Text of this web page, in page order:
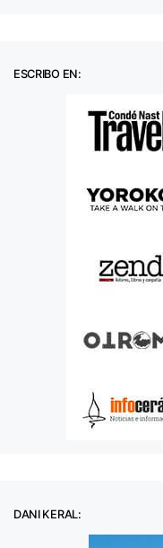
ESCRIBO EN:
DANI KERAL: